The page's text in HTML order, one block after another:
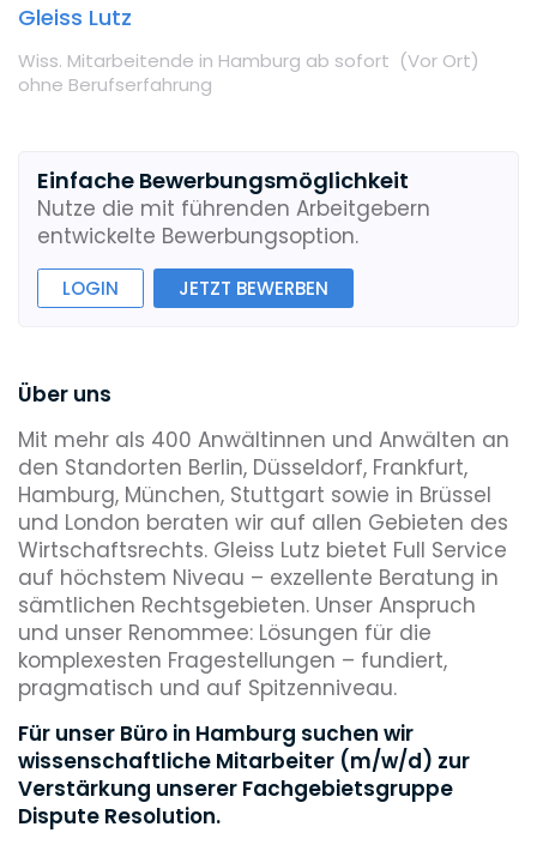
Gleiss Lutz
Wiss. Mitarbeitende in Hamburg ab sofort (Vor Ort)
ohne Berufserfahrung
Einfache Bewerbungsmöglichkeit
Nutze die mit führenden Arbeitgebern
entwickelte Bewerbungsoption.
LOGIN JETZT BEWERBEN
Über uns
Mit mehr als 400 Anwältinnen und Anwälten an
den Standorten Berlin, Düsseldorf, Frankfurt,
Hamburg, München, Stuttgart sowie in Brüssel
und London beraten wir auf allen Gebieten des
Wirtschaftsrechts. Gleiss Lutz bietet Full Service
auf höchstem Niveau – exzellente Beratung in
sämtlichen Rechtsgebieten. Unser Anspruch
und unser Renommee: Lösungen für die
komplexesten Fragestellungen – fundiert,
pragmatisch und auf Spitzenniveau.
Für unser Büro in Hamburg suchen wir
wissenschaftliche Mitarbeiter (m/w/d) zur
Verstärkung unserer Fachgebietsgruppe
Dispute Resolution.